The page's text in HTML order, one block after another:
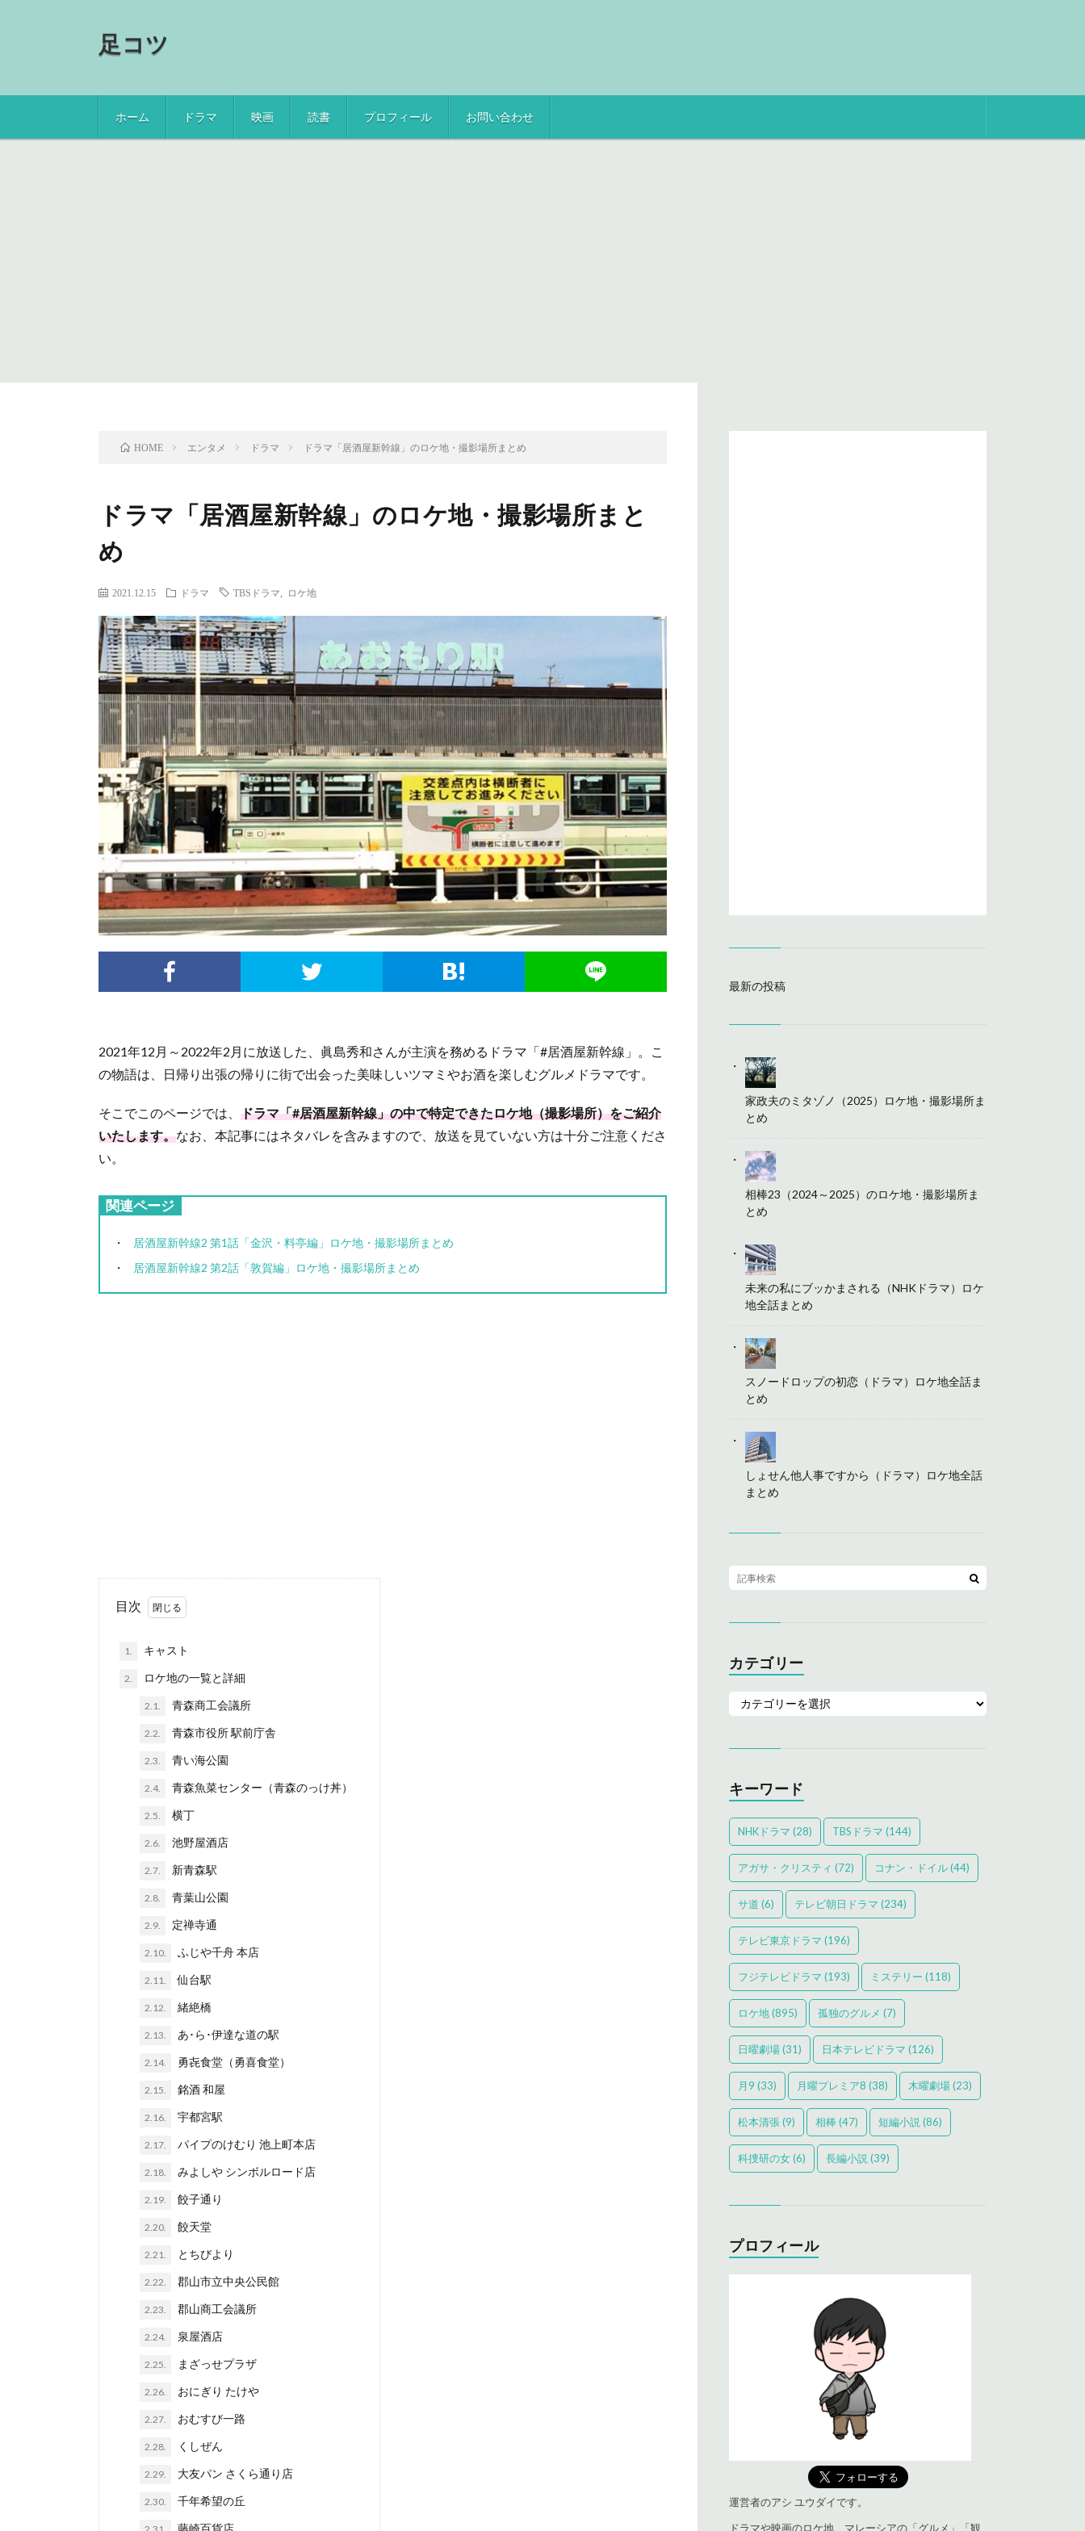
足コツ
ホーム ドラマ 映画 読書 プロフィール お問い合わせ
HOME エンタメ ドラマ ドラマ「居酒屋新幹線」のロケ地・撮影場所まとめ
ドラマ「居酒屋新幹線」のロケ地・撮影場所まと
め
2021.12.15 ドラマ TBSドラマ ロケ地
2021年12月～2022年2月に放送した、眞島秀和さんが主演を務めるドラマ「#居酒屋新幹線」。こ
の物語は、日帰り出張の帰りに街で出会った美味しいツマミやお酒を楽しむグルメドラマです。
そこでこのページでは、 ドラマ「#居酒屋新幹線」の中で特定できたロケ地（撮影場所）をご紹介
いたします。なお、本記事にはネタバレを含みますので、放送を見ていない方は十分ご注意くださ
い。
関連ページ
居酒屋新幹線2 第1話「金沢・料亭編」ロケ地・撮影場所まとめ
居酒屋新幹線2 第2話「敦賀編」ロケ地・撮影場所まとめ
目次
1. キャスト
2. ロケ地の一覧と詳細
2.1. 青森商工会議所
2.2. 青森市役所 駅前庁舎
2.3. 青い海公園
2.4. 青森魚菜センター（青森のっけ丼）
2.5. 横丁
2.6. 池野屋酒店
2.7. 新青森駅
2.8. 青葉山公園
2.9. 定禅寺通
2.10. ふじや千舟 本店
2.11. 仙台駅
2.12. 緒絶橋
2.13. あ･ら･伊達な道の駅
2.14. 勇㐂食堂（勇喜食堂）
2.15. 銘酒 和屋
2.16. 宇都宮駅
2.17. パイプのけむり 池上町本店
2.18. みよしや シンボルロード店
2.19. 餃子通り
2.20. 餃天堂
2.21. とちびより
2.22. 郡山市立中央公民館
2.23. 郡山商工会議所
2.24. 泉屋酒店
2.25. まざっせプラザ
2.26. おにぎり たけや
2.27. おむすび一路
2.28. くしぜん
2.29. 大友パン さくら通り店
2.30. 千年希望の丘
最新の投稿
家政夫のミタゾノ（2025）ロケ地・撮影場所ま
とめ
相棒23（2024～2025）のロケ地・撮影場所ま
とめ
未来の私にブッかまされる（NHKドラマ）ロケ
地全話まとめ
スノードロップの初恋（ドラマ）ロケ地全話ま
とめ
しょせん他人事ですから（ドラマ）ロケ地全話
まとめ
カテゴリー
キーワード
NHKドラマ (28) TBSドラマ (144)
アガサ・クリスティ (72) コナン・ドイル(44)
サ道 (6) テレビ朝日ドラマ (234)
テレビ東京ドラマ (196)
フジテレビドラマ (193) ミステリー (118)
ロケ地(895) 孤独のグルメ (7)
日曜劇場(31) 日本テレビドラマ (126)
月9 (33) 月曜プレミア8 (38) 木曜劇場(23)
松本清張(9) 相棒(47) 短編小説 (86)
科捜研の女(6) 長編小説 (39)
プロフィール
運営者のアシ ユウダイです。
ドラマや映画のロケ地、マレーシアの「グルメ」「観